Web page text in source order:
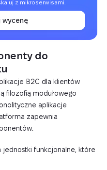
z mikroserwisami.
wycenę
do
B2C dla klientów
filozofią modułowego
aplikacje
zapewnia
jednostki funkcjonalne, które